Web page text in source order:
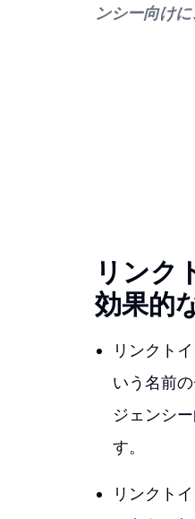
ンシー向け
リンク
効果的
リンクト
いう名前
ジェンシ
す。
リンクト